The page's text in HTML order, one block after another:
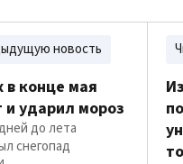
новость
в конце мая
и ударил мороз
до лета
снегопад